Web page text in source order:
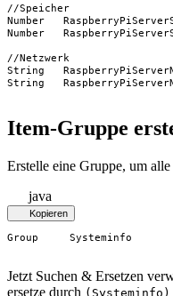
//Speicher
Number
Number
//Netzwerk
String
String
Item-Gruppe
Erstelle eine Gruppe, um
java
Kopieren
Group     Systeminfo
Jetzt Suchen & Ersetzen
ersetze durch